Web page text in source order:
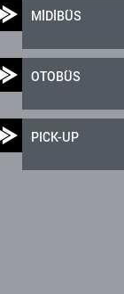
MİDİBÜS
OTOBÜS
PICK-UP